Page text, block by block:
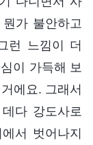
가 불안하고
런 느낌이 더
이 가득해 보
에요. 그래서
다 강도사로
서 벗어나지